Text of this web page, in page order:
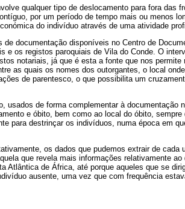
qualquer tipo de deslocamento para fora das
por um período de tempo mais ou menos
do indivíduo através de uma atividade
documentação disponíveis no Centro de
e os registos paroquiais de Vila do Conde. O
notariais, já que é esta a fonte que nos permite
as quais os nomes dos outorgantes, o local
de parentesco, o que possibilita um
usados de forma complementar à documentação
e óbito, bem como ao local do óbito, sempre
para destrinçar os indivíduos, numa época em
os dados que pudemos extrair de cada
que revela mais informações relativamente
Atlântica de África, até porque aqueles que se
ausente, uma vez que com frequência